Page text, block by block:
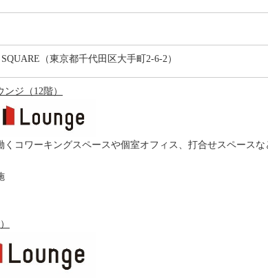
（東京都千代田区大手町2-6-2）
ジ（12階）
くコワーキングスペースや個室オフィス、打合せスペース